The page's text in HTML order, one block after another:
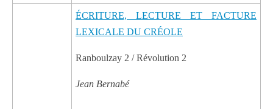
ÉCRITURE, LECTURE ET FACTURE
LEXICALE DU CRÉOLE
Ranboulzay 2 / Révolution 2
Jean Bernabé